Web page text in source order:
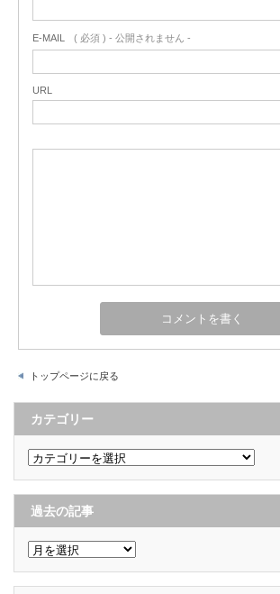
E-MAIL ( 必須 ) - 公開されません -
URL
トップページに戻る
カテゴリー
カ
テ
ゴ
リ
ー
過去の記事
過
去
の
記